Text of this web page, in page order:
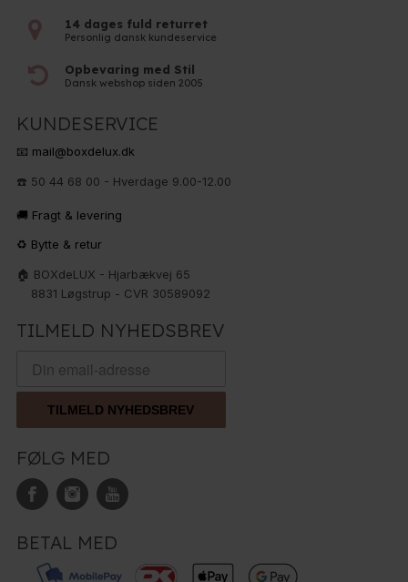
14 dages fuld returret
Personlig dansk kundeservice
Opbevaring med Stil
Dansk webshop siden 2005
KUNDESERVICE
📧 mail@boxdelux.dk
☎️ 50 44 68 00 - Hverdage 9.00-12.00
🚚 Fragt & levering
♻️ Bytte & retur
🏠 BOXdeLUX - Hjarbækvej 65
8831 Løgstrup - CVR 30589092
TILMELD NYHEDSBREV
TILMELD NYHEDSBREV
FØLG MED
BETAL MED